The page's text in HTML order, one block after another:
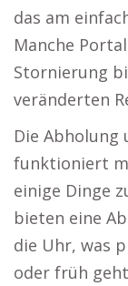
das am
Manche
Stornierung
veränderten
Die Abholung
funktioniert
einige Dinge
bieten eine
die Uhr, was
oder früh